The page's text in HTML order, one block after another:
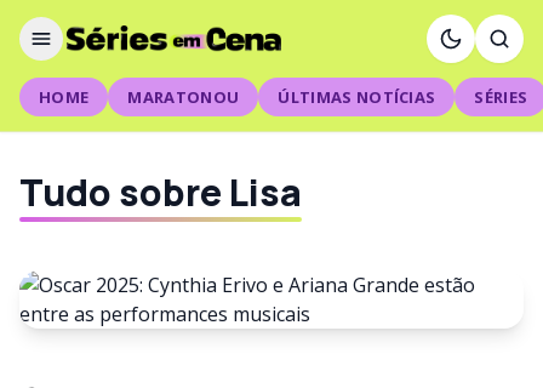
HOME MARATONOU ÚLTIMAS NOTÍCIAS SÉRIES
Tudo sobre Lisa